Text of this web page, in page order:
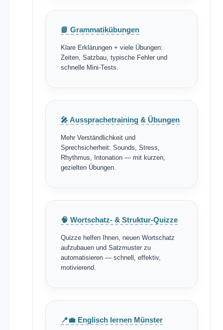
📘 Grammatikübungen
Klare Erklärungen + viele Übungen:
Zeiten, Satzbau, typische Fehler und
schnelle Mini-Tests.
🎤 Aussprachetraining & Übungen
Mehr Verständlichkeit und
Sprechsicherheit: Sounds, Stress,
Rhythmus, Intonation — mit kurzen,
gezielten Übungen.
🧠 Wortschatz- & Struktur-Quizze
Quizze helfen Ihnen, neuen Wortschatz
aufzubauen und Satzmuster zu
automatisieren — schnell, effektiv,
motivierend.
📍💼 Englisch lernen Münster